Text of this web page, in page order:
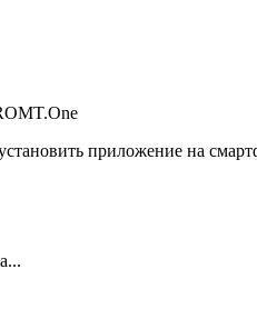
приложение на